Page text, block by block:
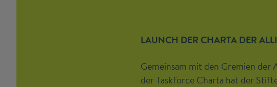
LAUNCH DER CHARTA DER
Gemeinsam mit den Gremien der
der Taskforce Charta hat der